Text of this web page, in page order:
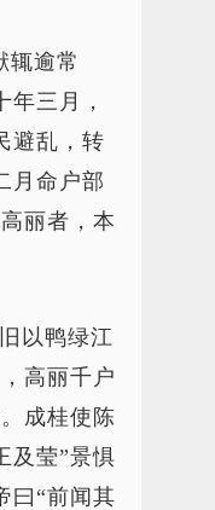
辄逾常
三月，
避乱，转
月命户部
丽者，本
以鸭绿江
高丽千户
成桂使陈
及莹”景惧
曰“前闻其